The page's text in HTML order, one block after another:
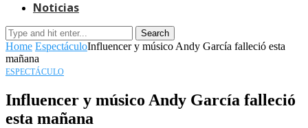
Noticias
Search
Home EspectáculoInfluencer y músico Andy García falleció esta
mañana
ESPECTÁCULO
Influencer y músico Andy García falleció
esta mañana